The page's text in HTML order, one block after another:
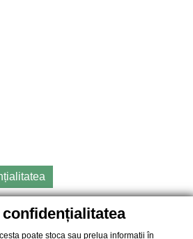
- Magazin online cu Produse
poate stoca sau prelua informații în